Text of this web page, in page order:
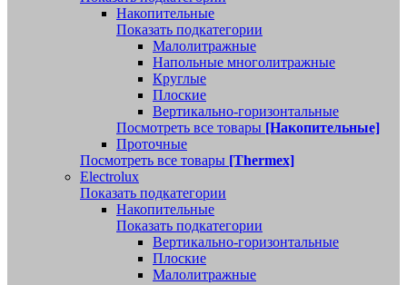
Накопительные
Показать подкатегории
Малолитражные
Напольные многолитражные
Круглые
Плоские
Вертикально-горизонтальные
Посмотреть все товары [Накопительные]
Проточные
Посмотреть все товары [Thermex]
Electrolux
Показать подкатегории
Накопительные
Показать подкатегории
Вертикально-горизонтальные
Плоские
Малолитражные